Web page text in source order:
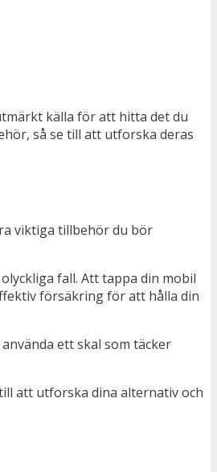
källa för att hitta det du
så se till att utforska deras
viktiga tillbehör du bör
fall. Att tappa din mobil
försäkring för att hålla din
ett skal som täcker
att utforska dina alternativ och